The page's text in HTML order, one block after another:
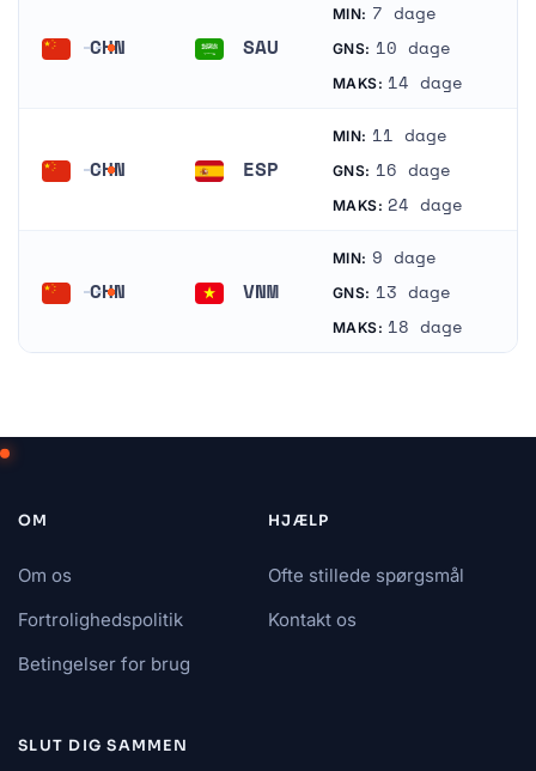
CHN SAU
MIN: 7 dage
GNS: 10 dage
MAKS: 14 dage
CHN ESP
MIN: 11 dage
GNS: 16 dage
MAKS: 24 dage
CHN VNM
MIN: 9 dage
GNS: 13 dage
MAKS: 18 dage
OM
Om os
Fortrolighedspolitik
Betingelser for brug
HJÆLP
Ofte stillede spørgsmål
Kontakt os
SLUT DIG SAMMEN